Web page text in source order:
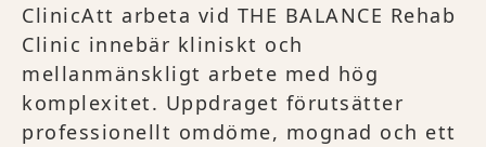
ClinicAtt arbeta vid THE BALANCE Rehab
Clinic innebär kliniskt och
mellanmänskligt arbete med hög
komplexitet. Uppdraget förutsätter
professionellt omdöme, mognad och ett